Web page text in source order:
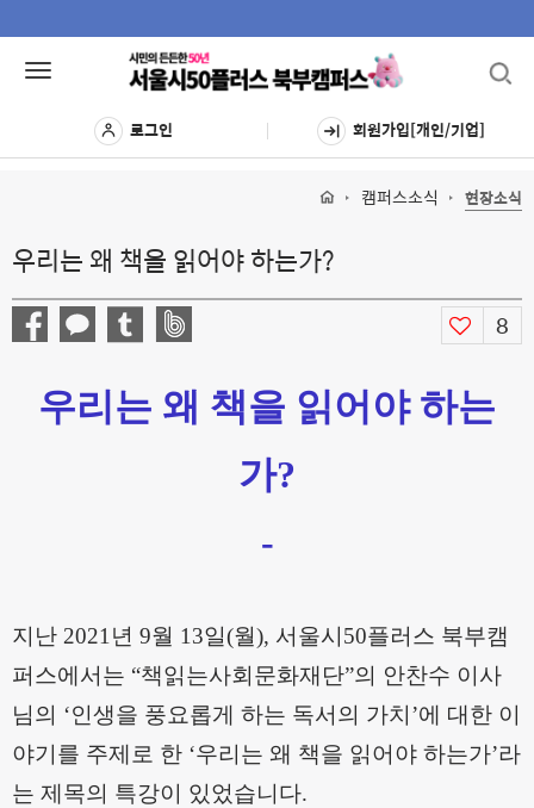
Toggle
로그인 회원가입[개인/기업]
캠퍼스소식 현장소식
우리는 왜 책을 읽어야 하는가?
8
우리는 왜 책을 읽어야 하는
가?
-
지난 2021년 9월 13일(월), 서울시 50플러스 북부캠
퍼스에서는 “책읽는사회문화재단”의 안찬수 이사
님의 ‘인생을 풍요롭게 하는 독서의 가치 ’에 대한 이
야기를 주제로 한 ‘우리는 왜 책을 읽어야 하는가’라
는 제목의 특강이 있었습니다.